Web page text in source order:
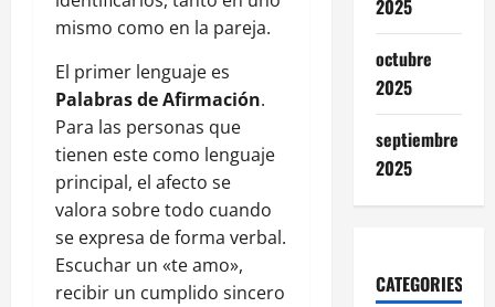
mismo como en la pareja.
El primer lenguaje es
Palabras de Afirmación.
Para las personas que
tienen este como lenguaje
principal, el afecto se
valora sobre todo cuando
se expresa de forma verbal.
Escuchar un «te amo»,
recibir un cumplido sincero
2025
octubre
2025
septiembre
2025
CATEGORIES